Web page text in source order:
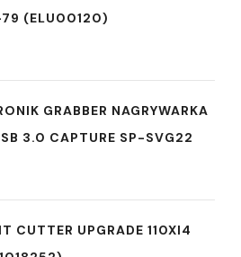
79 (ELU00120)
GRABBER NAGRYWARKA
3.0 CAPTURE SP-SVG22
CUTTER UPGRADE 110XI4